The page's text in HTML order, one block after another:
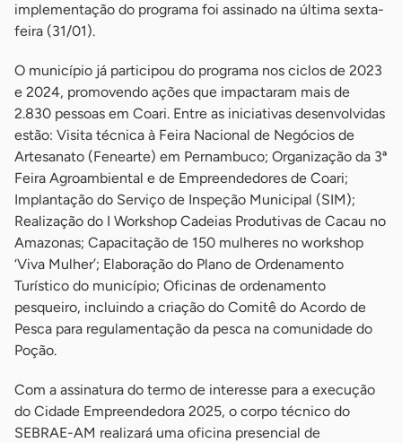
implementação do programa foi assinado na última sexta-
feira (31/01).
O município já participou do programa nos ciclos de 2023
e 2024, promovendo ações que impactaram mais de
2.830 pessoas em Coari. Entre as iniciativas desenvolvidas
estão: Visita técnica à Feira Nacional de Negócios de
Artesanato (Fenearte) em Pernambuco; Organização da 3ª
Feira Agroambiental e de Empreendedores de Coari;
Implantação do Serviço de Inspeção Municipal (SIM);
Realização do I Workshop Cadeias Produtivas de Cacau no
Amazonas; Capacitação de 150 mulheres no workshop
‘Viva Mulher’; Elaboração do Plano de Ordenamento
Turístico do município; Oficinas de ordenamento
pesqueiro, incluindo a criação do Comitê do Acordo de
Pesca para regulamentação da pesca na comunidade do
Poção.
Com a assinatura do termo de interesse para a execução
do Cidade Empreendedora 2025, o corpo técnico do
SEBRAE-AM realizará uma oficina presencial de